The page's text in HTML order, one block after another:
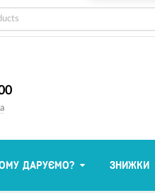
ДАРУЄМО? ЗНИЖКИ